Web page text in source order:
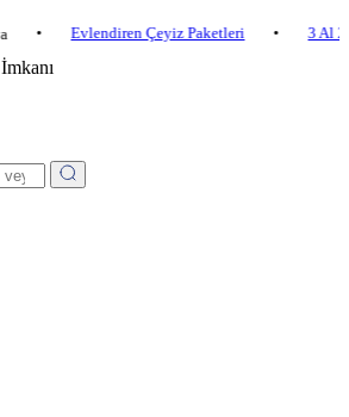
Evlendiren Çeyiz Paketleri • 3 Al 2 Öde
İmkanı